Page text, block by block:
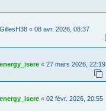
GillesH38 « 08 avr. 2026, 08:37
energy_isere « 27 mars 2026, 22:19
energy_isere « 02 févr. 2026, 20:55